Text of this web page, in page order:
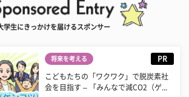
学生にきっかけを届けるスポンサー
将来を考える PR
こどもたちの「ワクワク」で脱炭素社
会を目指す – 「みんなで減CO2（ゲ...